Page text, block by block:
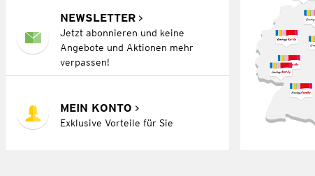
NEWSLETTER
Jetzt abonnieren und keine
Angebote und Aktionen mehr
verpassen!
MEIN KONTO
Exklusive Vorteile für Sie